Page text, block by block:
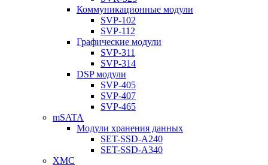
Коммуникационные модули
SVP-102
SVP-112
Графические модули
SVP-311
SVP-314
DSP модули
SVP-405
SVP-407
SVP-465
mSATA
Модули хранения данных
SET-SSD-A240
SET-SSD-A340
XMC